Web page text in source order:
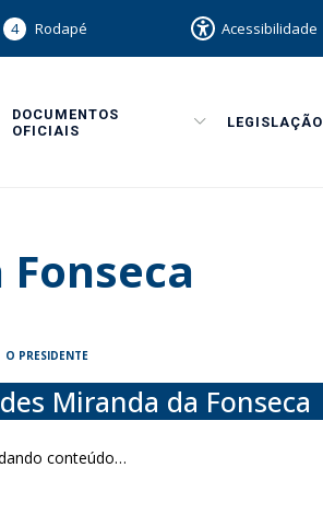
4 Rodapé Acessibilidade
DOCUMENTOS
OFICIAIS
LEGISLAÇÃO
O PRESIDENTE
Miranda da Fonseca
conteúdo…